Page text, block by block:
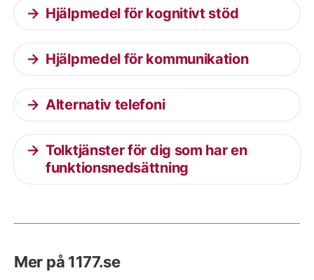
Hjälpmedel för kognitivt stöd
Hjälpmedel för kommunikation
Alternativ telefoni
Tolktjänster för dig som har en
funktionsnedsättning
Mer på 1177.se